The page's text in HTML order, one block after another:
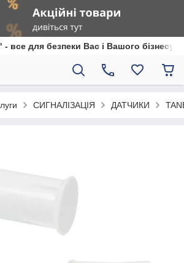
все для безпеки Вас і Вашого бізнесу
СИГНАЛІЗАЦІЯ ДАТЧИКИ